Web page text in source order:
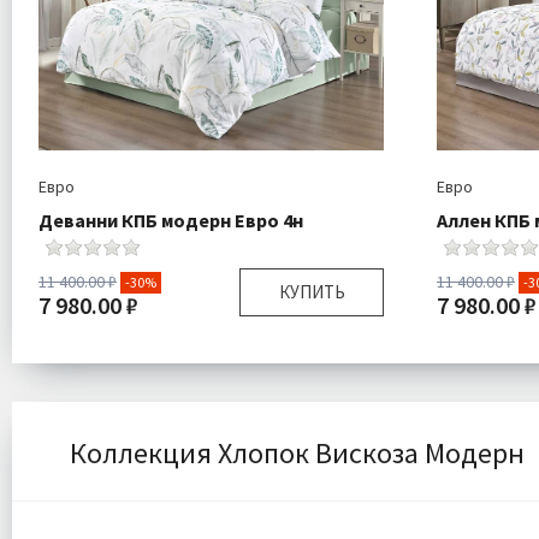
Евро
Деванни КПБ модерн Евро 4н
11 400.00 ₽ -30%
7 980.00 ₽ КУПИТЬ
Размер:
Евро
Ткань:
Сатин
Евро
Аллен КПБ
11 400.00 ₽ -
7 980.00 ₽
Размер:
Ткань:
Коллекция Хлопок Вискоза Модерн